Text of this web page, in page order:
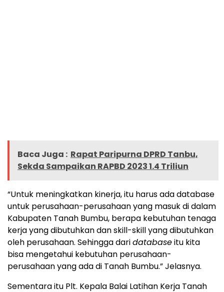
Baca Juga : Rapat Paripurna DPRD Tanbu,
Sekda Sampaikan RAPBD 2023 1.4 Triliun
“Untuk meningkatkan kinerja, itu harus ada database
untuk perusahaan-perusahaan yang masuk di dalam
Kabupaten Tanah Bumbu, berapa kebutuhan tenaga
kerja yang dibutuhkan dan skill-skill yang dibutuhkan
oleh perusahaan. Sehingga daridatabaseitu kita
bisa mengetahui kebutuhan perusahaan-
perusahaan yang ada di Tanah Bumbu.” Jelasnya.
Sementara itu Plt. Kepala Balai Latihan Kerja Tanah